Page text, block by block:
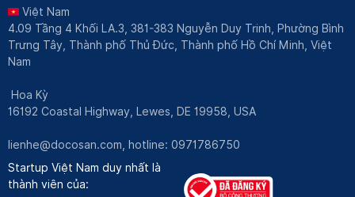
Việt Nam
4.09 Tầng 4 Khối LA.3, 381-383 Nguyễn Duy Trinh, Phường Bình
Trưng Tây, Thành phố Thủ Đức, Thành phố Hồ Chí Minh, Việt
Nam
Hoa Kỳ
16192 Coastal Highway, Lewes, DE 19958, USA
lienhe@docosan.com , hotline: 0971786750
Startup Việt Nam duy nhất là
thành viên của: